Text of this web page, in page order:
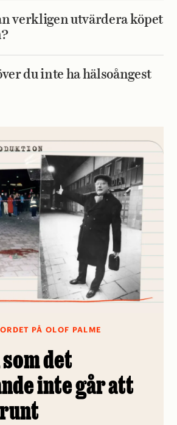
verkligen utvärdera köpet
du inte ha hälsoångest
PÅ OLOF PALME
det
inte går att